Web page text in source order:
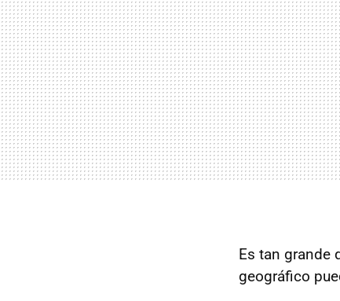
Es tan grande
geográfico